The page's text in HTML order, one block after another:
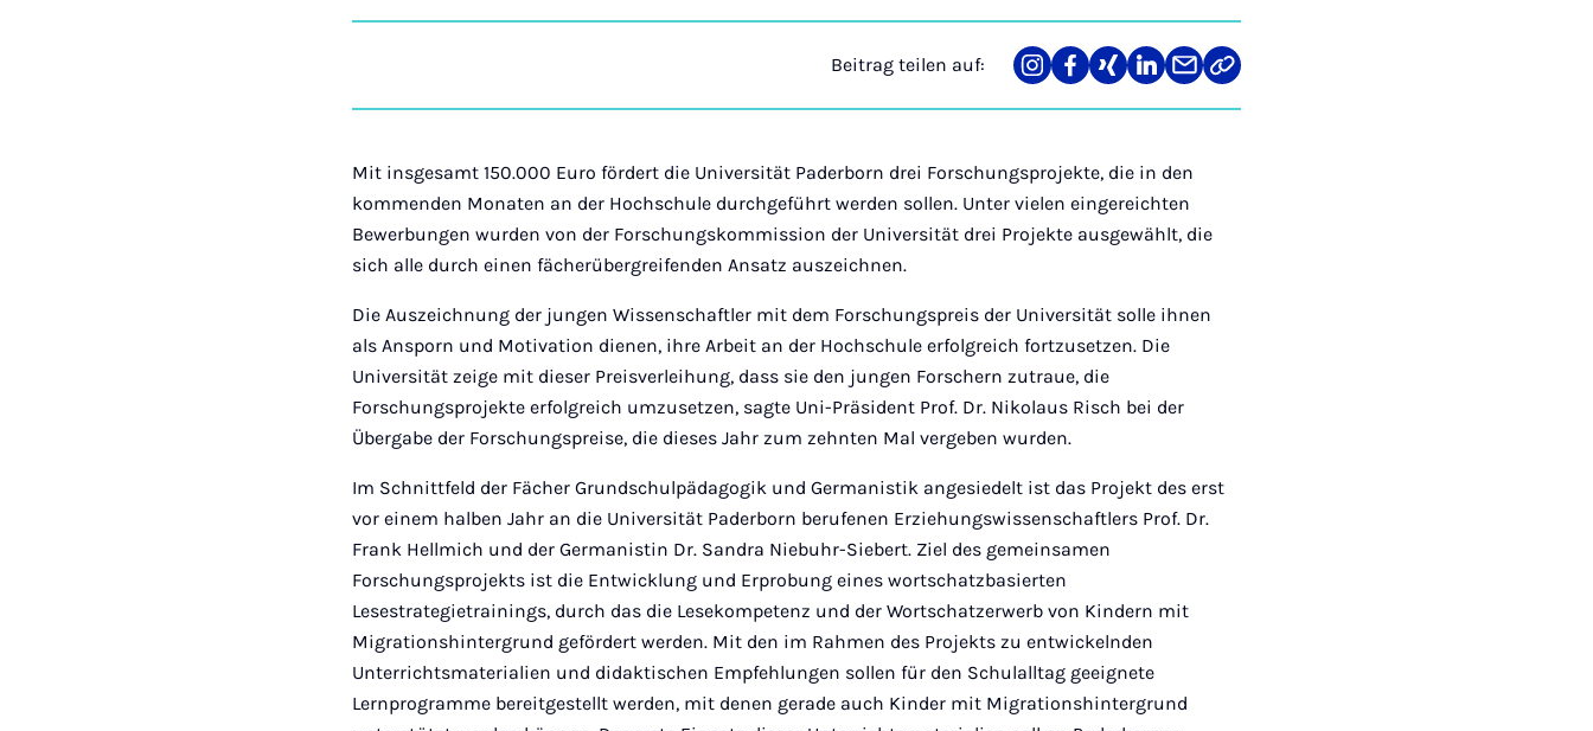
Beitrag teilen auf:
Teilen
auf
Teilen
auf
Teilen
auf
Teilen
auf
Teilen
über
Link
kopieren
Mit insgesamt 150.000 Euro fördert die Universität Paderborn drei Forschungsprojekte, die in den
kommenden Monaten an der Hochschule durchgeführt werden sollen. Unter vielen eingereichten
Bewerbungen wurden von der Forschungskommission der Universität drei Projekte ausgewählt, die
sich alle durch einen fächerübergreifenden Ansatz auszeichnen.
Die Auszeichnung der jungen Wissenschaftler mit dem Forschungspreis der Universität solle ihnen
als Ansporn und Motivation dienen, ihre Arbeit an der Hochschule erfolgreich fortzusetzen. Die
Universität zeige mit dieser Preisverleihung, dass sie den jungen Forschern zutraue, die
Forschungsprojekte erfolgreich umzusetzen, sagte Uni-Präsident Prof. Dr. Nikolaus Risch bei der
Übergabe der Forschungspreise, die dieses Jahr zum zehnten Mal vergeben wurden.
Im Schnittfeld der Fächer Grundschulpädagogik und Germanistik angesiedelt ist das Projekt des erst
vor einem halben Jahr an die Universität Paderborn berufenen Erziehungswissenschaftlers Prof. Dr.
Frank Hellmich und der Germanistin Dr. Sandra Niebuhr-Siebert. Ziel des gemeinsamen
Forschungsprojekts ist die Entwicklung und Erprobung eines wortschatzbasierten
Lesestrategietrainings, durch das die Lesekompetenz und der Wortschatzerwerb von Kindern mit
Migrationshintergrund gefördert werden. Mit den im Rahmen des Projekts zu entwickelnden
Unterrichtsmaterialien und didaktischen Empfehlungen sollen für den Schulalltag geeignete
Lernprogramme bereitgestellt werden, mit denen gerade auch Kinder mit Migrationshintergrund